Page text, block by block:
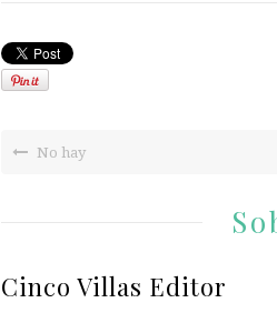
No hay
Cinco Villas Editor